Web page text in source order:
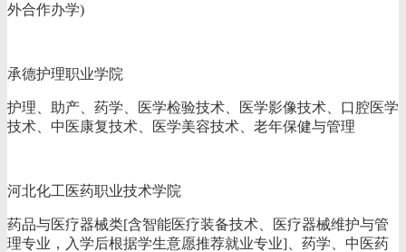
外合作办学)
承德护理职业学院
护理、助产、药学、医学检验技术、医学影像技术、口腔医学
技术、中医康复技术、医学美容技术、老年保健与管理
河北化工医药职业技术学院
药品与医疗器械类[含智能医疗装备技术、医疗器械维护与管
理专业，入学后根据学生意愿推荐就业专业]、药学、中医药